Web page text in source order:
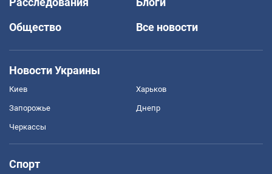
Общество
Все новости
Новости Украины
Киев Харьков
Запорожье Днепр
Черкассы
Спорт